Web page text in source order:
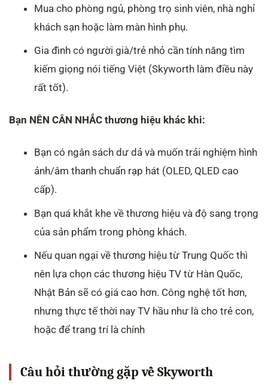
Mua cho phòng ngủ, phòng trọ sinh viên, nhà nghỉ
khách sạn hoặc làm màn hình phụ.
Gia đình có người già/trẻ nhỏ cần tính năng tìm
kiếm giọng nói tiếng Việt (Skyworth làm điều này
rất tốt).
Bạn NÊN CÂN NHẮC thương hiệu khác khi:
Bạn có ngân sách dư dả và muốn trải nghiệm hình
ảnh/âm thanh chuẩn rạp hát (OLED, QLED cao
cấp).
Bạn quá khắt khe về thương hiệu và độ sang trọng
của sản phẩm trong phòng khách.
Nếu quan ngại về thương hiệu từ Trung Quốc thì
nên lựa chọn các thương hiệu TV từ Hàn Quốc,
Nhật Bản sẽ có giá cao hơn. Công nghệ tốt hơn,
nhưng thực tế thời nay TV hầu như là cho trẻ con,
hoặc để trang trí là chính
Câu hỏi thường gặp về Skyworth